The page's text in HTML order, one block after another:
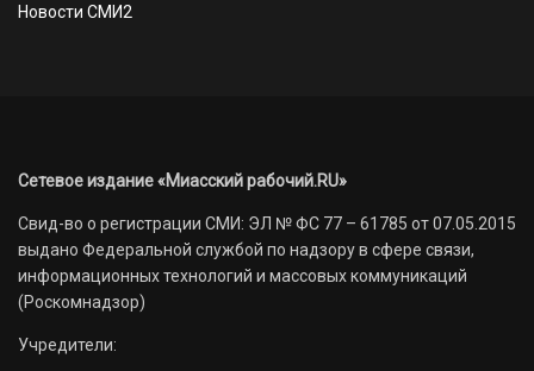
Новости СМИ2
Сетевое издание «Миасский рабочий.RU»
Свид-во о регистрации СМИ: ЭЛ № ФС 77 – 61785 от 07.05.2015
выдано Федеральной службой по надзору в сфере связи,
информационных технологий и массовых коммуникаций
(Роскомнадзор)
Учредители: